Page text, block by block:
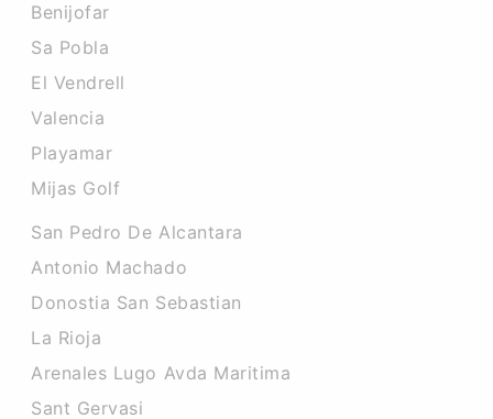
Benijofar
Sa Pobla
El Vendrell
Valencia
Playamar
Mijas Golf
San Pedro De Alcantara
Antonio Machado
Donostia San Sebastian
La Rioja
Arenales Lugo Avda Maritima
Sant Gervasi